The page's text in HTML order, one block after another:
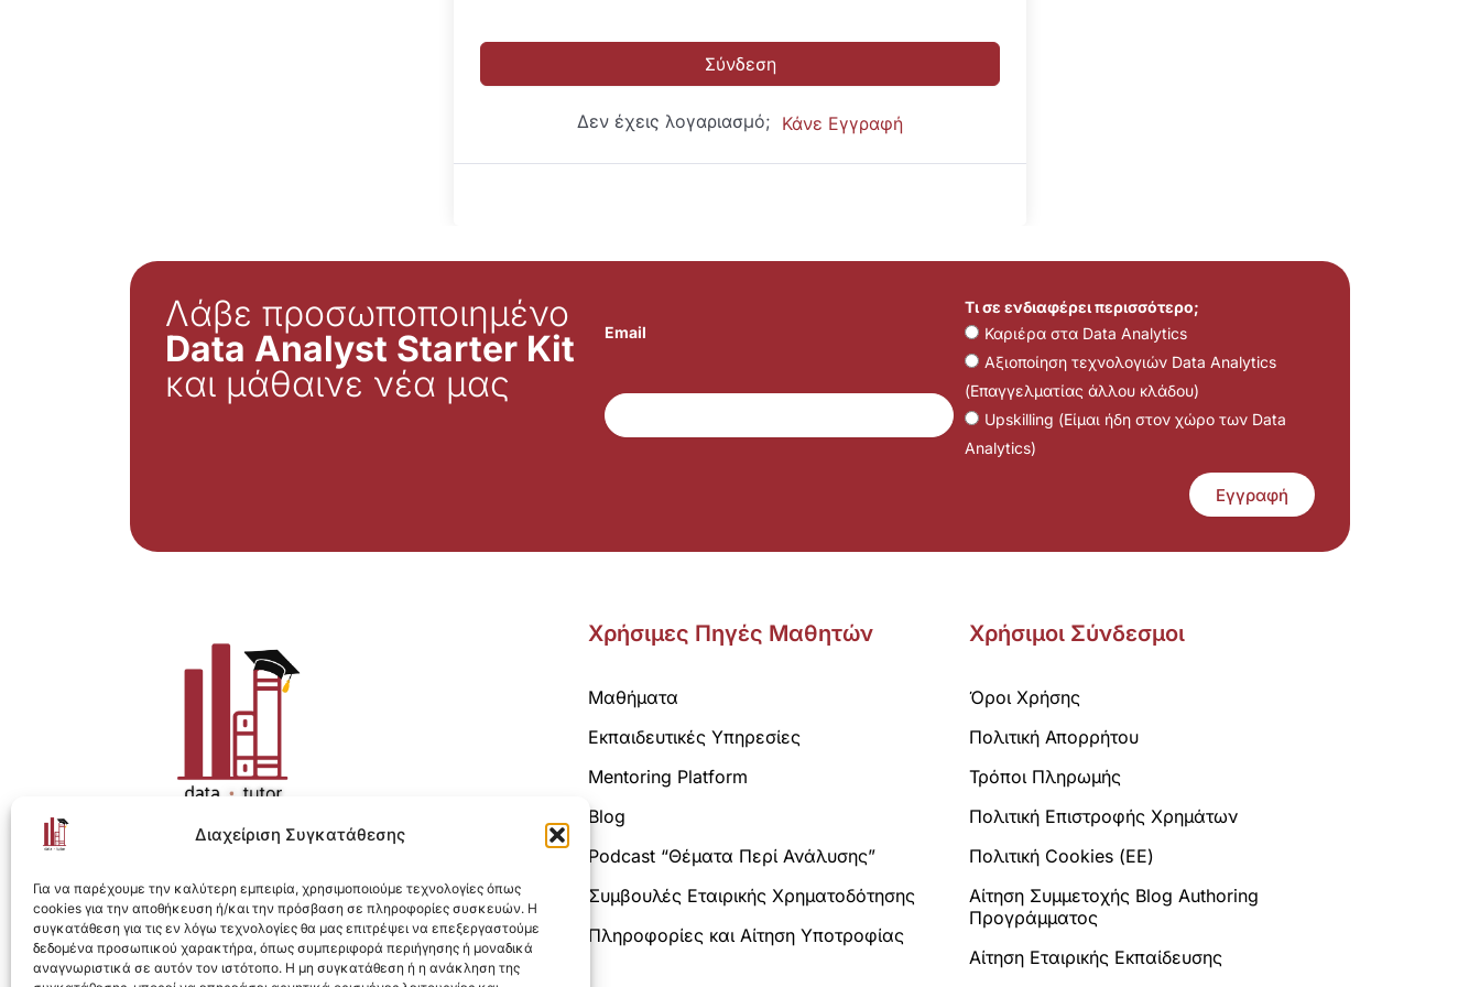
Διαχείριση Συγκατάθεσης
Για να παρέχουμε την καλύτερη εμπειρία, χρησιμοποιούμε τεχνολογίες όπως
cookies για την αποθήκευση ή/και την πρόσβαση σε πληροφορίες συσκευών. Η
συγκατάθεση για τις εν λόγω τεχνολογίες θα μας επιτρέψει να επεξεργαστούμε
δεδομένα προσωπικού χαρακτήρα, όπως συμπεριφορά περιήγησης ή μοναδικά
αναγνωριστικά σε αυτόν τον ιστότοπο. Η μη συγκατάθεση ή η ανάκληση της
Σύνδεση
Δεν έχεις λογαριασμό; Κάνε Εγγραφή
Λάβε προσωποποιημένο
Data Analyst Starter Kit
και μάθαινε νέα μας
Email
Τι σε ενδιαφέρει περισσότερο;
Καριέρα στα Data Analytics
Αξιοποίηση τεχνολογιών Data Analytics
(Επαγγελματίας άλλου κλάδου)
Upskilling (Είμαι ήδη στον χώρο των Data
Analytics)
Εγγραφή
Η ολοκληρωμένη e-learning λύση για Data Analytics.
Χρήσιμες Πηγές Μαθητών
Μαθήματα
Εκπαιδευτικές Υπηρεσίες
Mentoring Platform
Blog
Podcast “Θέματα Περί Ανάλυσης”
Συμβουλές Εταιρικής Χρηματοδότησης
Πληροφορίες και Αίτηση Υποτροφίας
Χρήσιμοι Σύνδεσμοι
Όροι Χρήσης
Πολιτική Απορρήτου
Τρόποι Πληρωμής
Πολιτική Επιστροφής Χρημάτων
Πολιτική Cookies (ΕΕ)
Αίτηση Συμμετοχής Blog Authoring
Προγράμματος
Αίτηση Εταιρικής Εκπαίδευσης